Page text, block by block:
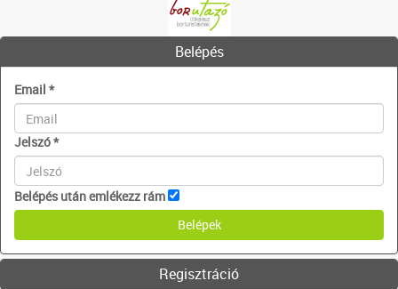
Belépés
Email *
Jelszó*
Belépés után emlékezz rám
Regisztráció